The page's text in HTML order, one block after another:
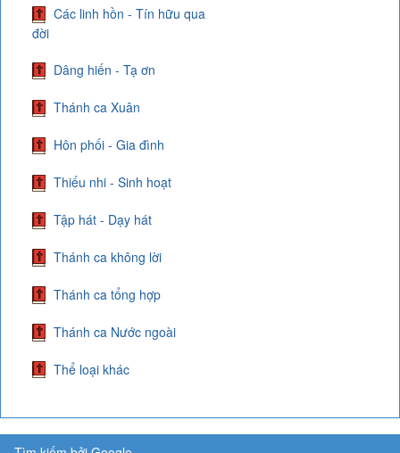
Các linh hồn - Tín hữu qua
đời
Dâng hiến - Tạ ơn
Thánh ca Xuân
Hôn phối - Gia đình
Thiếu nhi - Sinh hoạt
Tập hát - Dạy hát
Thánh ca không lời
Thánh ca tổng hợp
Thánh ca Nước ngoài
Thể loại khác